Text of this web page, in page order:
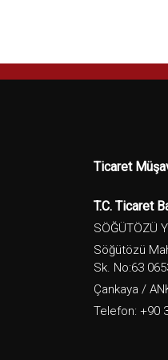
Ticaret
T.C. Ticaret
SÖĞÜTÖZÜ
Söğütözü
Sk. No:63
Çankaya /
Telefon: +90